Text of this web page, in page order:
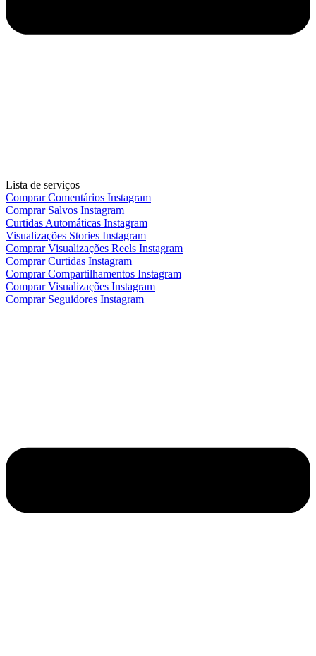
Lista de serviços
Comprar Comentários Instagram
Comprar Salvos Instagram
Curtidas Automáticas Instagram
Visualizações Stories Instagram
Comprar Visualizações Reels Instagram
Comprar Curtidas Instagram
Comprar Compartilhamentos Instagram
Comprar Visualizações Instagram
Comprar Seguidores Instagram